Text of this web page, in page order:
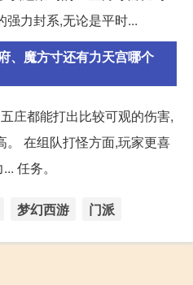
强力封系,无论是平时...
、魔方寸还有力天宫哪个
庄都能打出比较可观的伤害,
。 在组队打怪方面,玩家更喜
任务。
梦幻西游 门派